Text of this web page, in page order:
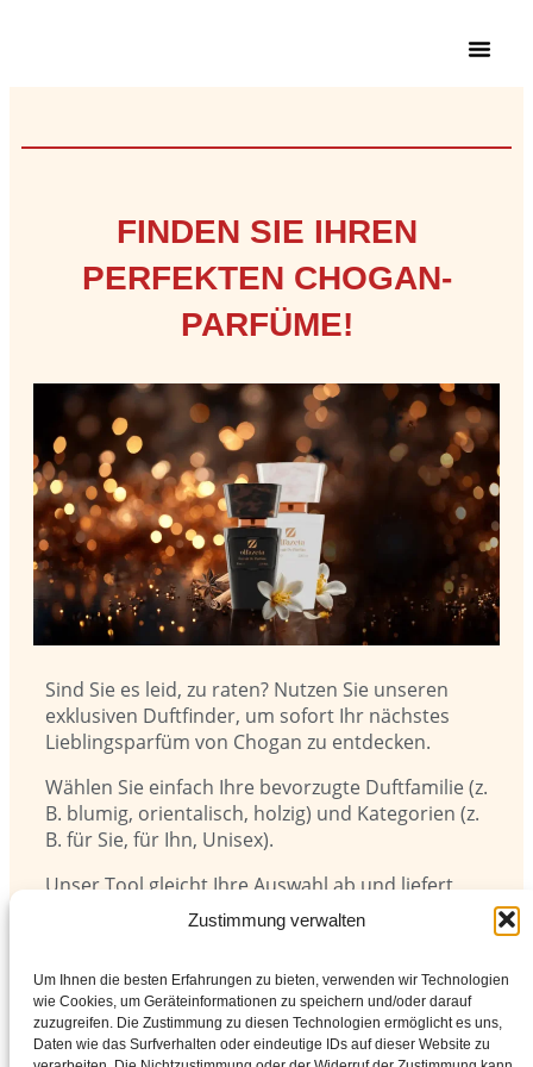
Zustimmung verwalten
Um Ihnen die besten Erfahrungen zu bieten, verwenden wir Technologien
wie Cookies, um Geräteinformationen zu speichern und/oder darauf
zuzugreifen. Die Zustimmung zu diesen Technologien ermöglicht es uns,
Daten wie das Surfverhalten oder eindeutige IDs auf dieser Website zu
FINDEN SIE IHREN
PERFEKTEN CHOGAN-
PARFÜME!
Sind Sie es leid, zu raten? Nutzen Sie unseren
exklusiven Duftfinder, um sofort Ihr nächstes
Lieblingsparfüm von Chogan zu entdecken.
Wählen Sie einfach Ihre bevorzugte Duftfamilie (z.
B. blumig, orientalisch, holzig) und Kategorien (z.
B. für Sie, für Ihn, Unisex).
Unser Tool gleicht Ihre Auswahl ab und liefert
Ihnen den genauen Chogan-Code für den Duft,
Klicken Sie unten, um die Welt von Chogan zu
entdecken und Ihren persönlichen Duft zu
finden!